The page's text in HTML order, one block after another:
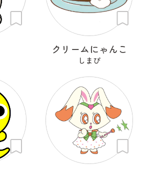
クリームにゃんこ
しまぴ